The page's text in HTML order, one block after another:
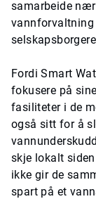
samarbeide
vannforvaltning
Fordi Smart
fokusere på
fasiliteter i de
også sitt for å
skje lokalt
ikke gir de
spart på et